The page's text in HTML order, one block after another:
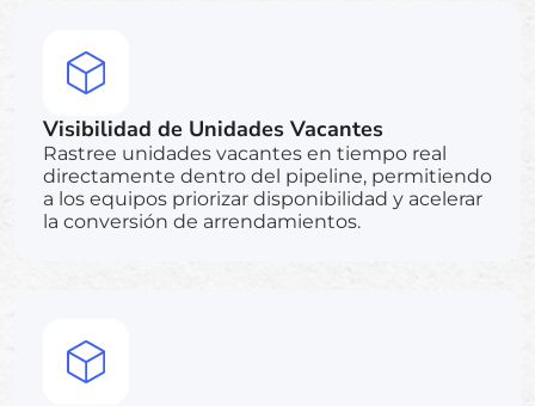
Visibilidad de Unidades Vacantes
Rastree unidades vacantes en tiempo real
directamente dentro del pipeline, permitiendo
a los equipos priorizar disponibilidad y acelerar
la conversión de arrendamientos.